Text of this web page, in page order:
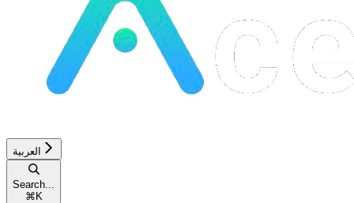
العربية
Search...
⌘ K